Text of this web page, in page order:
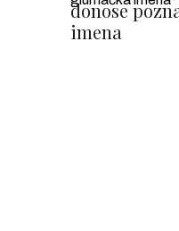
donose
imena